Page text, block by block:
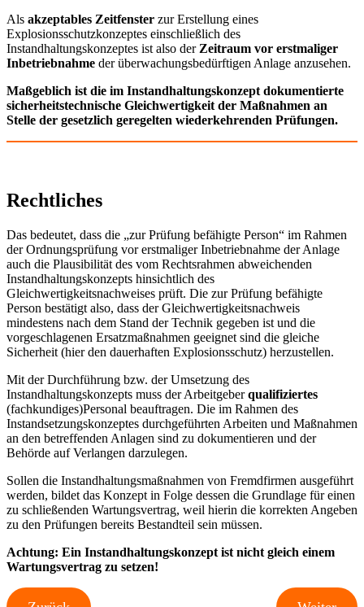
Als akzeptables Zeitfenster zur Erstellung eines
Explosionsschutzkonzeptes einschließlich des
Instandhaltungskonzeptes ist also der Zeitraum vor erstmaliger
Inbetriebnahme der überwachungsbedürftigen Anlage anzusehen.
Maßgeblich ist die im Instandhaltungskonzept dokumentierte
sicherheitstechnische Gleichwertigkeit der Maßnahmen an
Stelle der gesetzlich geregelten wiederkehrenden Prüfungen.
Rechtliches
Das bedeutet, dass die „zur Prüfung befähigte Person“ im Rahmen
der Ordnungsprüfung vor erstmaliger Inbetriebnahme der Anlage
auch die Plausibilität des vom Rechtsrahmen abweichenden
Instandhaltungskonzepts hinsichtlich des
Gleichwertigkeitsnachweises prüft. Die zur Prüfung befähigte
Person bestätigt also, dass der Gleichwertigkeitsnachweis
mindestens nach dem Stand der Technik gegeben ist und die
vorgeschlagenen Ersatzmaßnahmen geeignet sind die gleiche
Sicherheit (hier den dauerhaften Explosionsschutz) herzustellen.
Mit der Durchführung bzw. der Umsetzung des
Instandhaltungskonzepts muss der Arbeitgeberqualifiziertes
(fachkundiges)Personal beauftragen. Die im Rahmen des
Instandsetzungskonzeptes durchgeführten Arbeiten und Maßnahmen
an den betreffenden Anlagen sind zu dokumentieren und der
Behörde auf Verlangen darzulegen.
Sollen die Instandhaltungsmaßnahmen von Fremdfirmen ausgeführt
werden, bildet das Konzept in Folge dessen die Grundlage für einen
zu schließenden Wartungsvertrag, weil hierin die korrekten Angeben
zu den Prüfungen bereits Bestandteil sein müssen.
Achtung: Ein Instandhaltungskonzept ist nicht gleich einem
Wartungsvertrag zu setzen!